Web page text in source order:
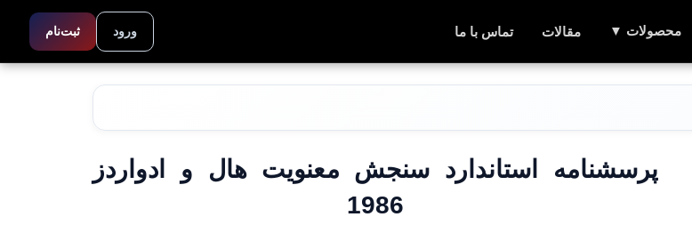
محصولات ▼ مقالات تماس با ما ورود ثبت‌نام
پرسشنامه استاندارد سنجش معنویت هال و ادواردز
1986